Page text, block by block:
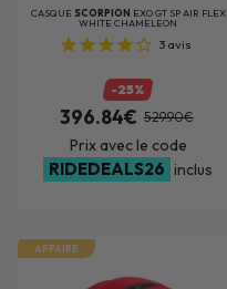
CASQUE SCORPION EXO GT SP AIR FLEX
WHITE CHAMELEON
3 avis
-25%
396.84€ 529.90€
Prix avec le code
RIDEDEALS26 inclus
AFFAIRE